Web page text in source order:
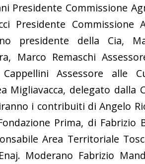
Presidente Commissione
Presidente Commissione
presidente della Cia,
Marco Remaschi
Assessore alle
Migliavacca, delegato dalla
i contribuiti di Angelo
Prima, di Fabrizio
Area Territoriale
Moderano Fabrizio